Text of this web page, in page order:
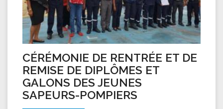
CÉRÉMONIE DE RENTRÉE ET DE
REMISE DE DIPLÔMES ET
GALONS DES JEUNES
SAPEURS-POMPIERS